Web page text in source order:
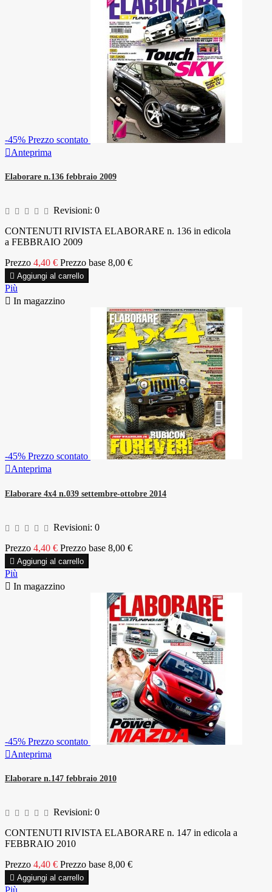
-45% Prezzo scontato
Anteprima
Elaborare n.136 febbraio 2009
Revisioni: 0
CONTENUTI RIVISTA ELABORARE n. 136 in edicola
a FEBBRAIO 2009
Prezzo 4,40 € Prezzo base 8,00 €
 Aggiungi al carrello
Più
 In magazzino
-45% Prezzo scontato
Anteprima
Elaborare 4x4 n.039 settembre-ottobre 2014
Revisioni: 0
Prezzo 4,40 € Prezzo base 8,00 €
 Aggiungi al carrello
Più
 In magazzino
-45% Prezzo scontato
Anteprima
Elaborare n.147 febbraio 2010
Revisioni: 0
CONTENUTI RIVISTA ELABORARE n. 147 in edicola a
FEBBRAIO 2010
Prezzo 4,40 € Prezzo base 8,00 €
 Aggiungi al carrello